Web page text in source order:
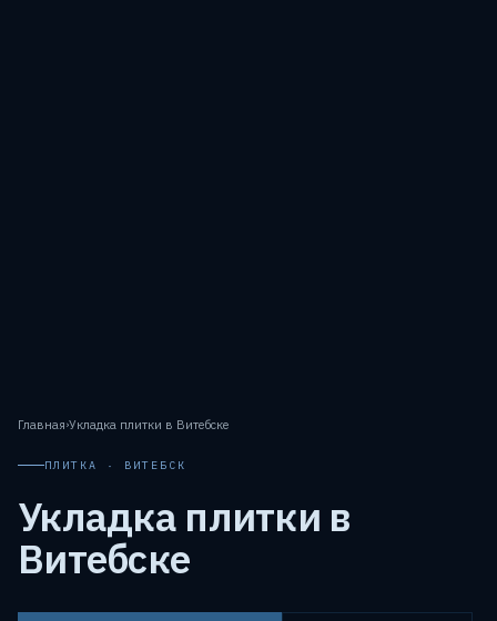
Главная›Укладка плитки в Витебске
ПЛИТКА · ВИТЕБСК
Укладка плитки в
Витебске